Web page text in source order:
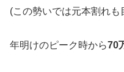
(この勢いでは元本割れも
年明けのピーク時から70